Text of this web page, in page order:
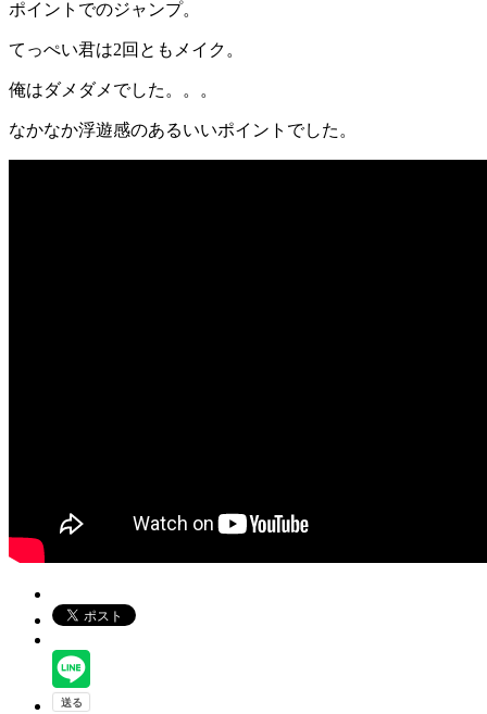
ポイントでのジャンプ。
てっぺい君は2回ともメイク。
俺はダメダメでした。。。
なかなか浮遊感のあるいいポイントでした。